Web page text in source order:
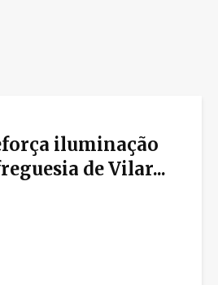
iluminação
de Vilar...